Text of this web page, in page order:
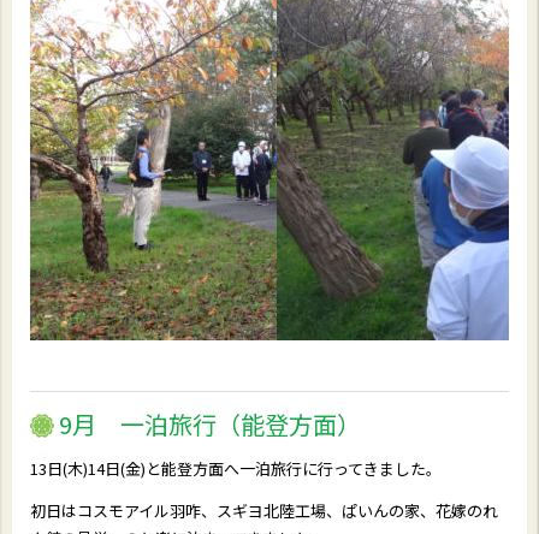
9月 一泊旅行（能登方面）
13日(木)14日(金)と能登方面へ一泊旅行に行ってきました。
初日はコスモアイル羽咋、スギヨ北陸工場、ぱいんの家、花嫁のれ